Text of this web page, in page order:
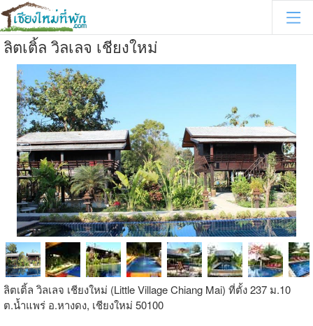
ลิตเติ้ล วิลเลจ เชียงใหม่
ลิตเติ้ล วิลเลจ เชียงใหม่ (Little Village Chiang Mai) ที่ตั้ง 237 ม.10
ต.น้ำแพร่ อ.หางดง, เชียงใหม่ 50100